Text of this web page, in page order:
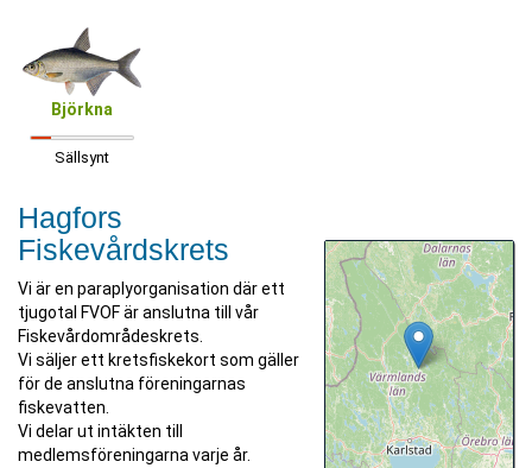
Björkna
Sällsynt
Hagfors
Fiskevårdskrets
Vi är en paraplyorganisation där ett
tjugotal FVOF är anslutna till vår
Fiskevårdområdeskrets.
Vi säljer ett kretsfiskekort som gäller
för de anslutna föreningarnas
fiskevatten.
Vi delar ut intäkten till
medlemsföreningarna varje år.